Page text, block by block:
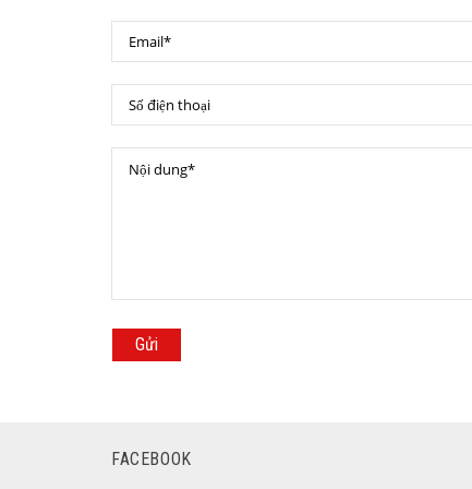
Gửi
FACEBOOK